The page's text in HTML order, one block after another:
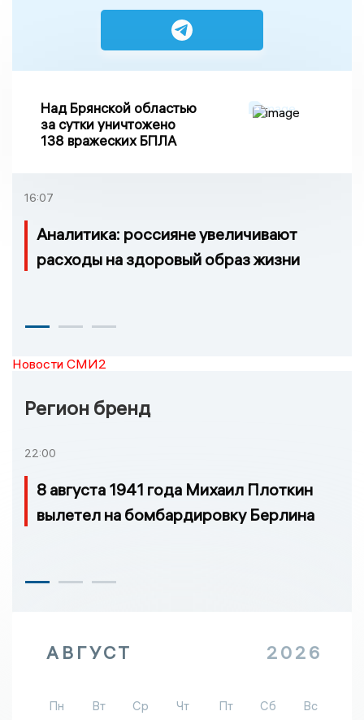
Над Брянской областью
за сутки уничтожено
138 вражеских БПЛА
16:07
Аналитика: россияне увеличивают
расходы на здоровый образ жизни
Новости СМИ2
Регион бренд
22:00
8 августа 1941 года Михаил Плоткин
вылетел на бомбардировку Берлина
АВГУСТ 2026
Пн Вт Ср Чт Пт Сб
Вс